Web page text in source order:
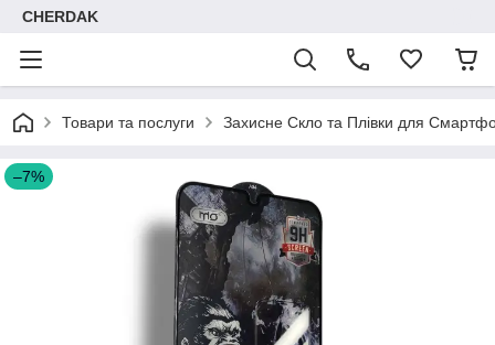
CHERDAK
Товари та послуги Захисне Скло та Плівки для
–7%